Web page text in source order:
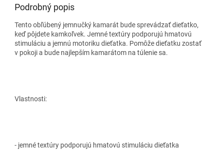
Podrobný popis
Tento obľúbený jemnučký kamarát bude sprevádzať dieťatko,
keď pôjdete kamkoľvek. Jemné textúry podporujú hmatovú
stimuláciu a jemnú motoriku dieťatka. Pomôže dieťatku zostať
v pokoji a bude najlepším kamarátom na túlenie sa.
Vlastnosti:
- jemné textúry podporujú hmatovú stimuláciu dieťatka